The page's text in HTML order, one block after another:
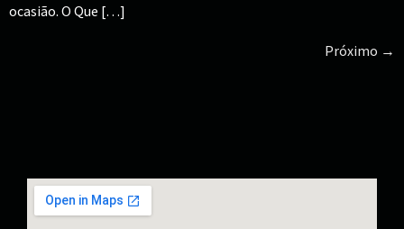
ocasião. O Que […]
Próximo →